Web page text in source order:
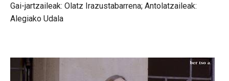
Gai-jartzaileak: Olatz Irazustabarrena; Antolatzaileak:
Alegiako Udala